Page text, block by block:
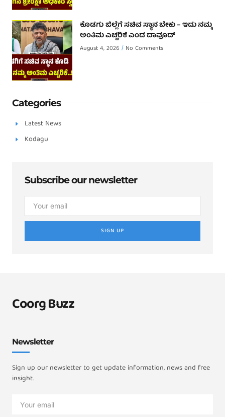
ಕೊಡಗು ಜಿಲ್ಲೆಗೆ ಸಚಿವ ಸ್ಥಾನ ಬೇಕು – ಇದು ನಮ್ಮ
ಅಂತಿಮ ಎಚ್ಚರಿಕೆ ಎಂದ ದಾವೂದ್ ‌
August 4, 2026 No Comments
Categories
Latest News
Kodagu
Subscribe our newsletter
SIGN UP
Coorg Buzz
Newsletter
Sign up our newsletter to get update information, news and free
insight.